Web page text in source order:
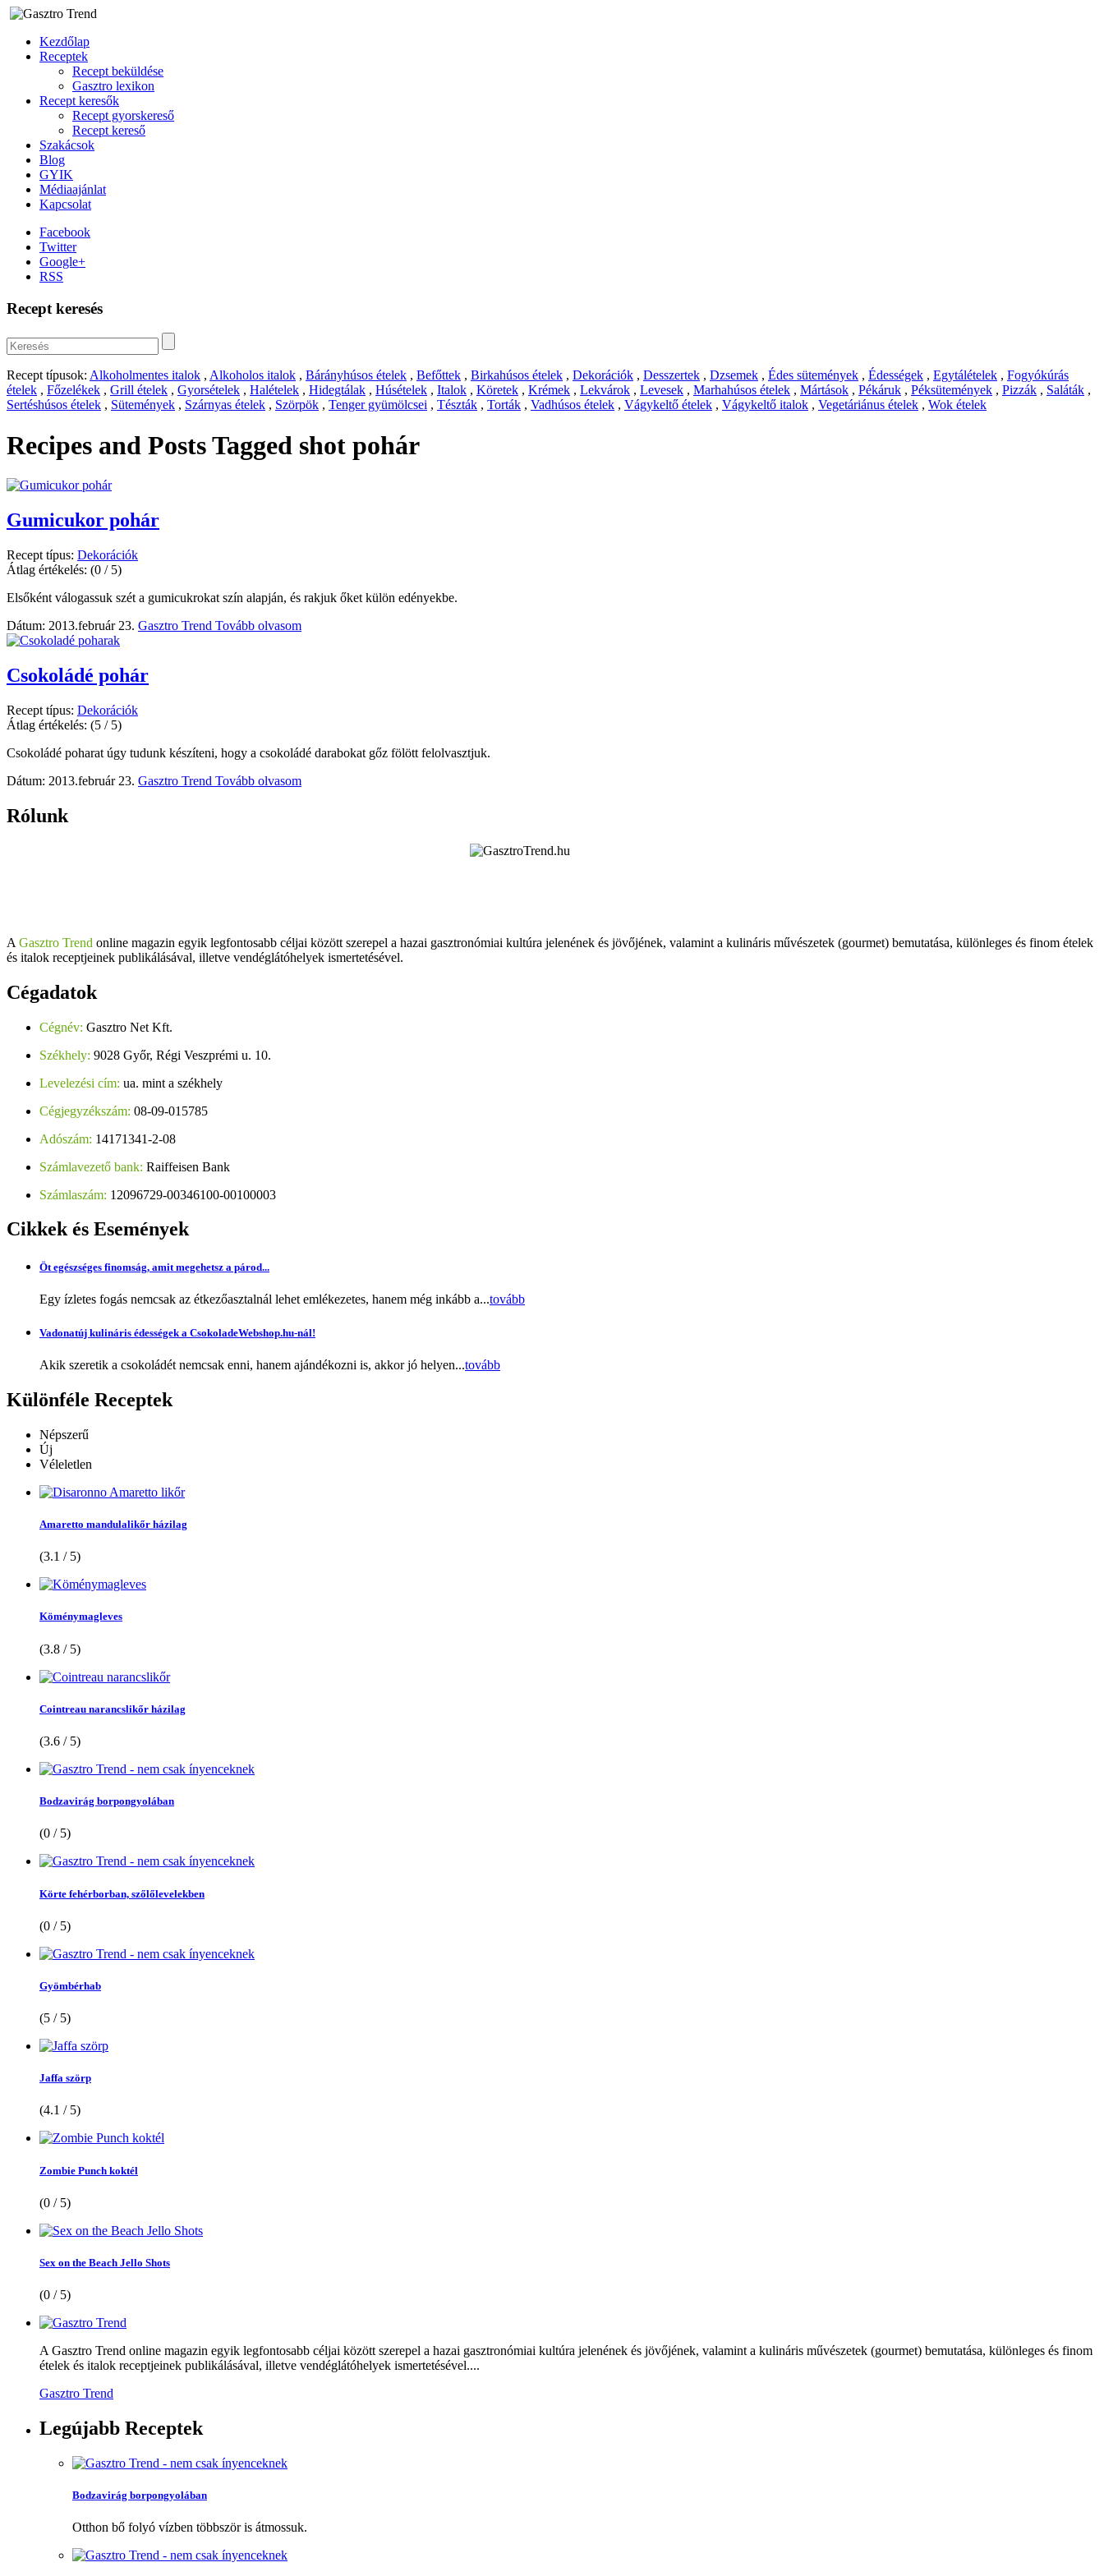
Kezdőlap
Receptek
Recept beküldése
Gasztro lexikon
Recept keresők
Recept gyorskereső
Recept kereső
Szakácsok
Blog
GYIK
Médiaajánlat
Kapcsolat
Facebook
Twitter
Google+
RSS
Recept keresés
Recept típusok: Alkoholmentes italok , Alkoholos italok , Bárányhúsos ételek , Befőttek , Birkahúsos ételek , Dekorációk , Desszertek , Dzsemek , Édes sütemények , Édességek , Egytálételek , Fogyókúrás
ételek , Főzelékek , Grill ételek , Gyorsételek , Halételek , Hidegtálak , Húsételek , Italok , Köretek , Krémek , Lekvárok , Levesek , Marhahúsos ételek , Mártások , Pékáruk , Péksütemények , Pizzák , Saláták ,
Sertéshúsos ételek , Sütemények , Szárnyas ételek , Szörpök , Tenger gyümölcsei , Tészták , Torták , Vadhúsos ételek , Vágykeltő ételek , Vágykeltő italok , Vegetáriánus ételek , Wok ételek
Recipes and Posts Tagged shot pohár
Gumicukor pohár
Recept típus: Dekorációk
Átlag értékelés: (0 / 5)
Elsőként válogassuk szét a gumicukrokat szín alapján, és rakjuk őket külön edényekbe.
Dátum: 2013.február 23. Gasztro Trend Tovább olvasom
Csokoládé pohár
Recept típus: Dekorációk
Átlag értékelés: (5 / 5)
Csokoládé poharat úgy tudunk készíteni, hogy a csokoládé darabokat gőz fölött felolvasztjuk.
Dátum: 2013.február 23. Gasztro Trend Tovább olvasom
Rólunk
A Gasztro Trend online magazin egyik legfontosabb céljai között szerepel a hazai gasztronómiai kultúra jelenének és jövőjének, valamint a kulináris művészetek (gourmet) bemutatása, különleges és finom ételek
és italok receptjeinek publikálásával, illetve vendéglátóhelyek ismertetésével.
Cégadatok
Cégnév: Gasztro Net Kft.
Székhely: 9028 Győr, Régi Veszprémi u. 10.
Levelezési cím: ua. mint a székhely
Cégjegyzékszám: 08-09-015785
Adószám: 14171341-2-08
Számlavezető bank: Raiffeisen Bank
Számlaszám: 12096729-00346100-00100003
Cikkekés Események
Öt egészséges finomság, amit megehetsz a párod...
Egy ízletes fogás nemcsak az étkezőasztalnál lehet emlékezetes, hanem még inkább a...tovább
Vadonatúj kulináris édességek a CsokoladeWebshop.hu-nál!
Akik szeretik a csokoládét nemcsak enni, hanem ajándékozni is, akkor jó helyen...tovább
Különféle Receptek
Népszerű
Új
Véleletlen
Amaretto mandulalikőr házilag
(3.1 / 5)
Köménymagleves
(3.8 / 5)
Cointreau narancslikőr házilag
(3.6 / 5)
Bodzavirág borpongyolában
(0 / 5)
Körte fehérborban, szőlőlevelekben
(0 / 5)
Gyömbérhab
(5 / 5)
Jaffa szörp
(4.1 / 5)
Zombie Punch koktél
(0 / 5)
Sex on the Beach Jello Shots
(0 / 5)
A Gasztro Trend online magazin egyik legfontosabb céljai között szerepel a hazai gasztronómiai kultúra jelenének és jövőjének, valamint a kulináris művészetek (gourmet) bemutatása, különleges és finom
ételek és italok receptjeinek publikálásával, illetve vendéglátóhelyek ismertetésével....
Gasztro Trend
Legújabb Receptek
Bodzavirág borpongyolában
Otthon bő folyó vízben többször is átmossuk.